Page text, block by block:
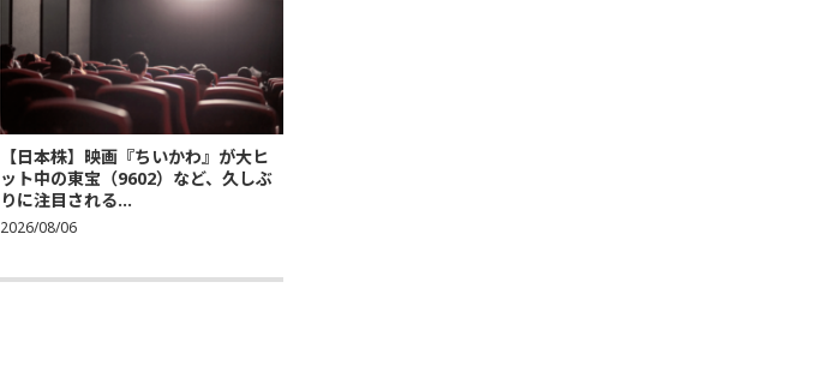
【日本株】映画『ちいかわ』が大ヒ
ット中の東宝（9602）など、久しぶ
りに注目される...
2026/08/06